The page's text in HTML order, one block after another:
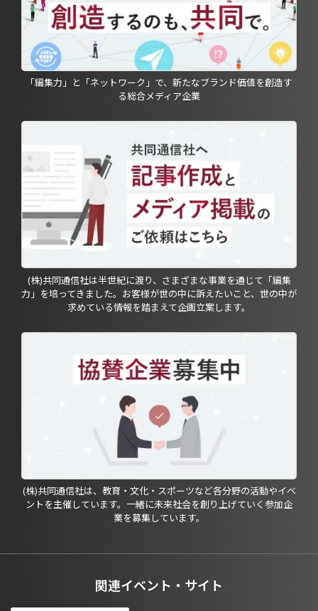
「編集力」と「ネットワーク」で、新たなブランド価値を創造す
る総合メディア企業
(株)共同通信社は半世紀に渡り、さまざまな事業を通じて「編集
力」を培ってきました。お客様が世の中に訴えたいこと、世の中が
求めている情報を踏まえて企画立案します。
(株)共同通信社は、教育・文化・スポーツなど各分野の活動やイベ
ントを主催しています。一緒に未来社会を創り上げていく参加企
業を募集しています。
関連イベント・サイト